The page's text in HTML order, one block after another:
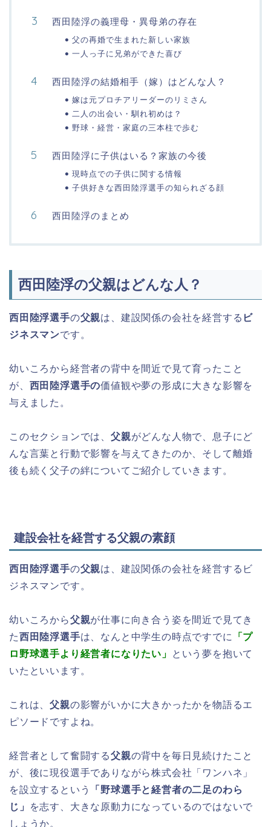
西田陸浮の義理母・異母弟の存在
父の再婚で生まれた新しい家族
一人っ子に兄弟ができた喜び
西田陸浮の結婚相手（嫁）はどんな人？
嫁は元プロチアリーダーのリミさん
二人の出会い・馴れ初めは？
野球・経営・家庭の三本柱で歩む
西田陸浮に子供はいる？家族の今後
現時点での子供に関する情報
子供好きな西田陸浮選手の知られざる顔
西田陸浮のまとめ
西田陸浮の父親はどんな人？
西田陸浮選手の父親は、建設関係の会社を経営する ビ
ジネスマンです。
幼いころから経営者の背中を間近で見て育ったこと
が、 西田陸浮選手の価値観や夢の形成に大きな影響を
与えました。
このセクションでは、 父親がどんな人物で、息子にど
んな言葉と行動で影響を与えてきたのか、そして離婚
後も続く父子の絆についてご紹介していきます。
建設会社を経営する父親の素顔
西田陸浮選手の父親は、建設関係の会社を経営するビ
ジネスマンです。
幼いころから父親が仕事に向き合う姿を間近で見てき
た西田陸浮選手は、なんと中学生の時点ですでに
「プ
ロ野球選手より経営者になりたい」
という夢を抱いて
いたといいます。
これは、父親の影響がいかに大きかったかを物語るエ
ピソードですよね。
経営者として奮闘する父親の背中を毎日見続けたこと
が、後に現役選手でありながら株式会社「ワンハネ」
を設立するという
「野球選手と経営者の二足のわら
じ」
を志す、大きな原動力になっているのではないで
しょうか。